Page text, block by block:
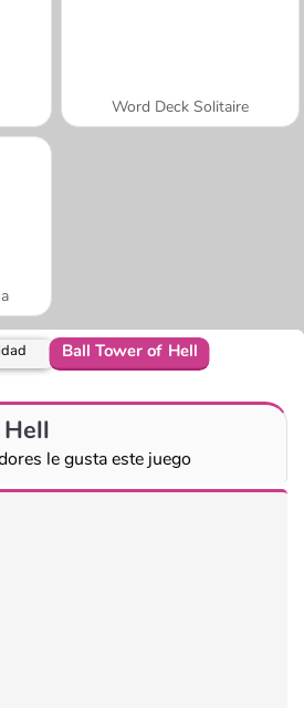
Word Deck Solitaire
Ball Tower of Hell
le gusta este juego